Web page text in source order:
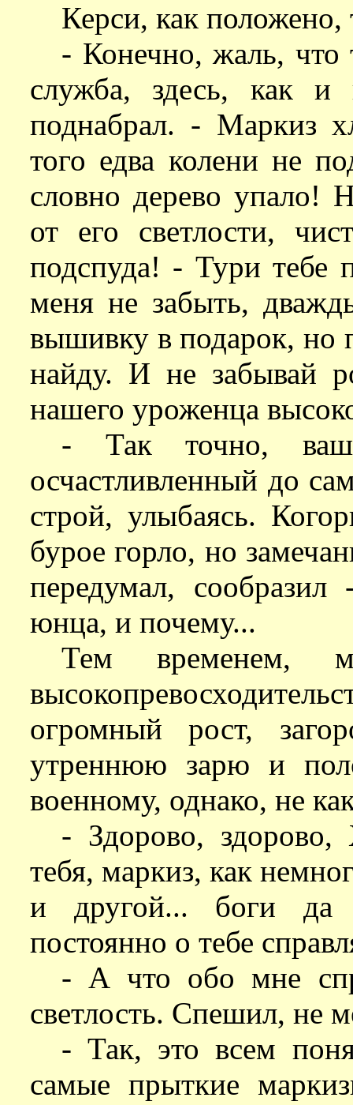
Керси, как положено,
- Конечно, жаль,
служба, здесь, как и
поднабрал. - Маркиз
того едва колени не
словно дерево упало!
от его светлости,
подспуда! - Тури тебе
меня не забыть,
вышивку в подарок, но
найду. И не забывай
нашего уроженца
- Так точно,
осчастливленный до
строй, улыбаясь.
бурое горло, но
передумал,
юнца, и почему...
Тем временем,
огромный рост,
утреннюю зарю и
военному, однако, не
- Здорово,
тебя, маркиз, как
и другой... боги да
постоянно о тебе
- А что обо мне
светлость. Спешил, не
- Так, это всем
самые прыткие